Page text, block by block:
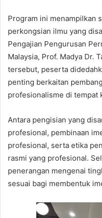
Program ini menampilkan
perkongsian ilmu yang
Pengajian Pengurusan
Malaysia, Prof. Madya Dr.
tersebut, peserta
penting berkaitan
profesionalisme di tempat
Antara pengisian yang
profesional, pembinaan
profesional, serta etika
rasmi yang profesional.
penerangan mengenai
sesuai bagi membentuk